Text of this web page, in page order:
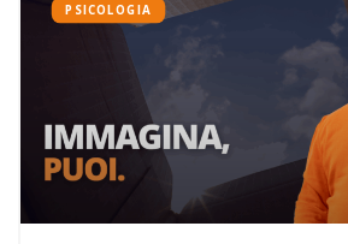
PSICOLOGIA